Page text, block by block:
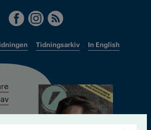
Tidningsarkiv In English